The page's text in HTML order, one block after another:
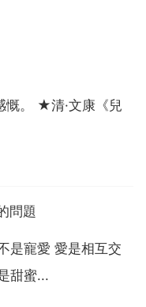
慨。 ★清·文康《兒
問題
是寵愛 愛是相互交
甜蜜...